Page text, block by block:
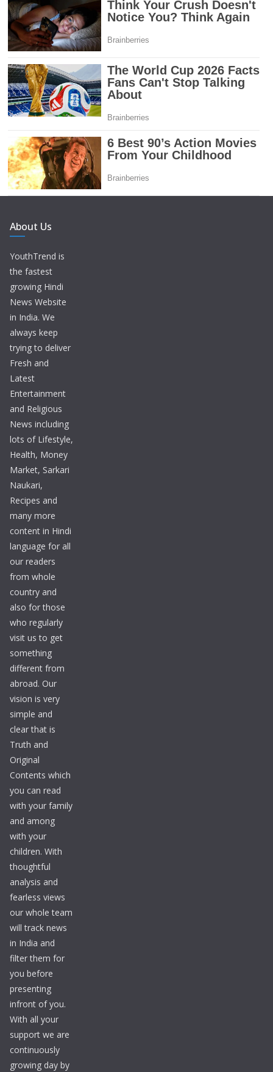
About Us
YouthTrend is
the fastest
growing Hindi
News Website
in India. We
always keep
trying to deliver
Fresh and
Latest
Entertainment
and Religious
News including
lots of Lifestyle,
Health, Money
Market, Sarkari
Naukari,
Recipes and
many more
content in Hindi
language for all
our readers
from whole
country and
also for those
who regularly
visit us to get
something
different from
abroad. Our
vision is very
simple and
clear that is
Truth and
Original
Contents which
you can read
with your family
and among
with your
children. With
thoughtful
analysis and
fearless views
our whole team
will track news
in India and
filter them for
you before
presenting
infront of you.
With all your
support we are
continuously
growing day by